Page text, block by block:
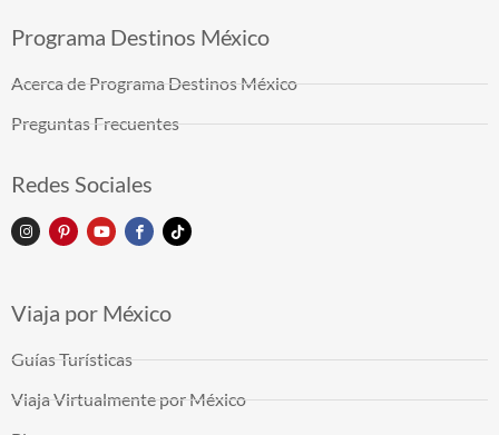
Programa Destinos México
Acerca de Programa Destinos México
Preguntas Frecuentes
Redes Sociales
Viaja por México
Guías Turísticas
Viaja Virtualmente por México